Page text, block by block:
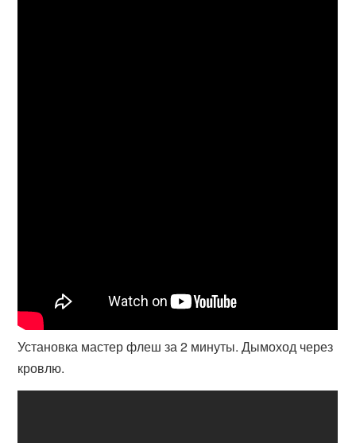
Установка мастер флеш за 2 минуты. Дымоход через
кровлю.